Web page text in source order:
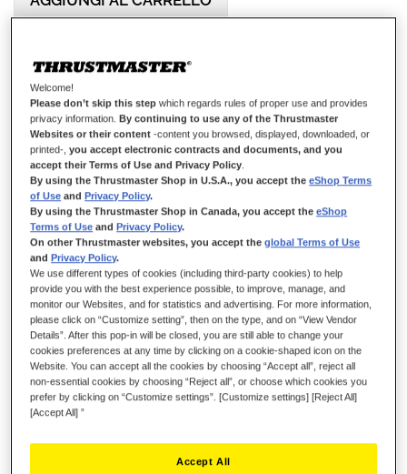
Lista dei desideri
Sii il primo a recensire questo prodotto
Dettagli
DOMINA LA GARA
Rappresenta con orgoglio la Scuderia con il Formula Wheel
Add-On Ferrari SF-25 Edition: replica ufficiale a grandezza
naturale del volante della Ferrari SF-25, dotata di display
interattivo, LED, pulsanti e selettori con marcature originali e
leve del cambio T-Chrono Paddles super reattive.
Welcome!
Please don’t skip this step which regards rules of proper use and provides
privacy information.By continuing to use any of the Thrustmaster
Websites or their content -content you browsed, displayed, downloaded, or
printed-,you accept electronic contracts and documents, and you
accept their Terms of Use and Privacy Policy
By using the Thrustmaster Shop in U.S.A., you accept theeShop Terms
of Use andPrivacy Policy.
By using the Thrustmaster Shop in Canada, you accept theeShop
Terms of Use andPrivacy Policy.
On other Thrustmaster websites, you accept theglobal Terms of Use
andPrivacy Policy.
We use different types of cookies (including third-party cookies) to help
provide you with the best experience possible, to improve, manage, and
monitor our Websites, and for statistics and advertising. For more information,
please click on “Customize setting”, then on the type, and on “View Vendor
Details”. After this pop-in will be closed, you are still able to change your
cookies preferences at any time by clicking on a cookie-shaped icon on the
Website. You can accept all the cookies by choosing “Accept all”, reject all
non-essential cookies by choosing “Reject all”, or choose which cookies you
prefer by clicking on “Customize settings”. [Customize settings] [Reject All]
[Accept All] ”
Accept All